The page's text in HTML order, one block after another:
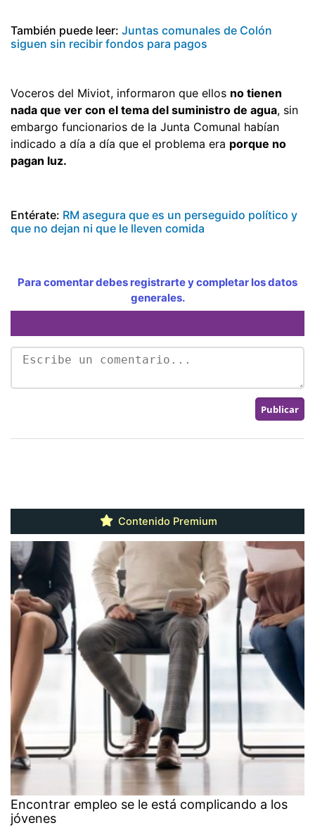
También puede leer: Juntas comunales de Colón
siguen sin recibir fondos para pagos
Voceros del Miviot, informaron que ellos no tienen
nada que ver con el tema del suministro de agua, sin
embargo funcionarios de la Junta Comunal habían
indicado a día a día que el problema era porque no
pagan luz.
Entérate: RM asegura que es un perseguido político y
que no dejan ni que le lleven comida
Para comentar debes registrarte y completar los datos
generales.
Contenido Premium
Encontrar empleo se le está complicando a los
jóvenes